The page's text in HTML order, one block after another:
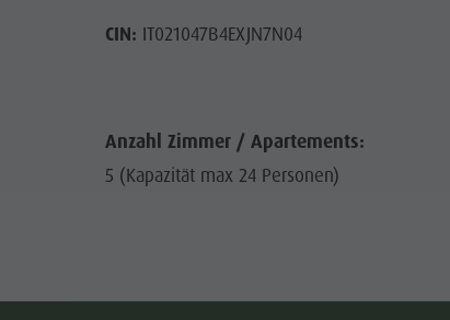
CIN: IT021047B4EXJN7N04
Anzahl Zimmer / Apartements:
5 (Kapazität max 24 Personen)